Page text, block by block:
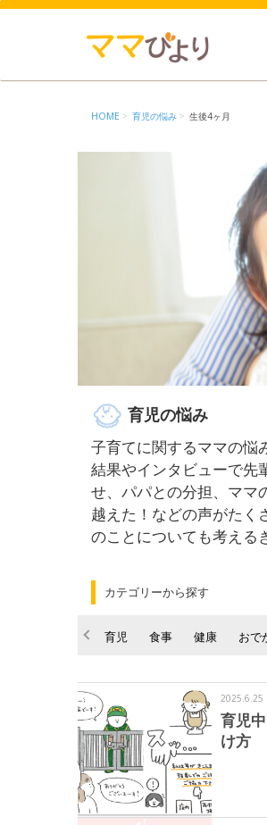
HOME 育児の悩み 生後4ヶ月
育児の悩み
子育てに関するママの悩
結果やインタビューで先
せ、パパとの分担、ママ
越えた！などの声がたく
のことについても考える
カテゴリーから探す
育児 食事 健康 おで
2025.6.25
育児
け方